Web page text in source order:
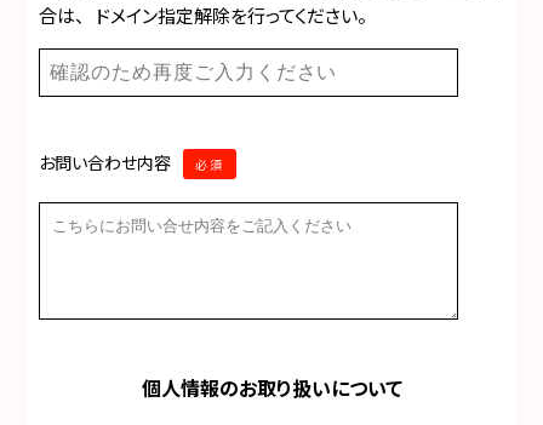
合は、 ドメイン指定解除を行ってください。
お問い合わせ内容 必須
個人情報のお取り扱いについて